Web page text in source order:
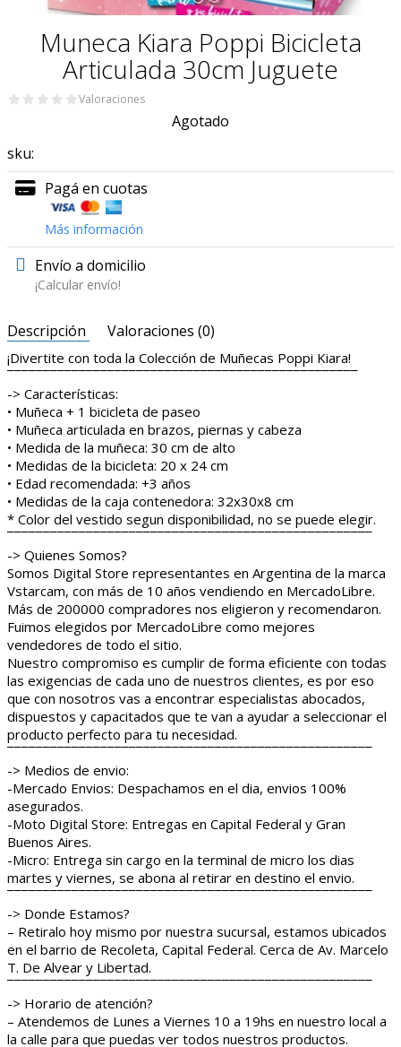
Muneca Kiara Poppi Bicicleta
Articulada 30cm Juguete
Valoraciones
Agotado
sku:
Pagá en cuotas
Más información
Envío a domicilio
¡Calcular envío!
Descripción Valoraciones (0)
¡Divertite con toda la Colección de Muñecas Poppi Kiara!
¯¯¯¯¯¯¯¯¯¯¯¯¯¯¯¯¯¯¯¯¯¯¯¯¯¯¯¯¯¯¯¯¯¯¯¯¯¯¯¯¯¯¯¯¯¯¯¯¯
-> Características:
• Muñeca + 1 bicicleta de paseo
• Muñeca articulada en brazos, piernas y cabeza
• Medida de la muñeca: 30 cm de alto
• Medidas de la bicicleta: 20 x 24 cm
• Edad recomendada: +3 años
• Medidas de la caja contenedora: 32x30x8 cm
* Color del vestido segun disponibilidad, no se puede elegir.
¯¯¯¯¯¯¯¯¯¯¯¯¯¯¯¯¯¯¯¯¯¯¯¯¯¯¯¯¯¯¯¯¯¯¯¯¯¯¯¯¯¯¯¯¯¯¯¯¯¯¯
-> Quienes Somos?
Somos Digital Store representantes en Argentina de la marca
Vstarcam, con más de 10 años vendiendo en MercadoLibre.
Más de 200000 compradores nos eligieron y recomendaron.
Fuimos elegidos por MercadoLibre como mejores
vendedores de todo el sitio.
Nuestro compromiso es cumplir de forma eficiente con todas
las exigencias de cada uno de nuestros clientes, es por eso
que con nosotros vas a encontrar especialistas abocados,
dispuestos y capacitados que te van a ayudar a seleccionar el
producto perfecto para tu necesidad.
¯¯¯¯¯¯¯¯¯¯¯¯¯¯¯¯¯¯¯¯¯¯¯¯¯¯¯¯¯¯¯¯¯¯¯¯¯¯¯¯¯¯¯¯¯¯¯¯¯¯¯
-> Medios de envio:
-Mercado Envios: Despachamos en el dia, envios 100%
asegurados.
-Moto Digital Store: Entregas en Capital Federal y Gran
Buenos Aires.
-Micro: Entrega sin cargo en la terminal de micro los dias
martes y viernes, se abona al retirar en destino el envio.
¯¯¯¯¯¯¯¯¯¯¯¯¯¯¯¯¯¯¯¯¯¯¯¯¯¯¯¯¯¯¯¯¯¯¯¯¯¯¯¯¯¯¯¯¯¯¯¯¯¯¯
-> Donde Estamos?
– Retiralo hoy mismo por nuestra sucursal, estamos ubicados
en el barrio de Recoleta, Capital Federal. Cerca de Av. Marcelo
T. De Alvear y Libertad.
¯¯¯¯¯¯¯¯¯¯¯¯¯¯¯¯¯¯¯¯¯¯¯¯¯¯¯¯¯¯¯¯¯¯¯¯¯¯¯¯¯¯¯¯¯¯¯¯¯¯¯
-> Horario de atención?
– Atendemos de Lunes a Viernes 10 a 19hs en nuestro local a
la calle para que puedas ver todos nuestros productos.